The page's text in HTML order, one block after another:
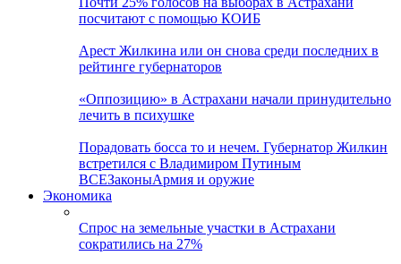
посчитают с помощью КОИБ
Арест Жилкина или он снова среди последних в
рейтинге губернаторов
«Оппозицию» в Астрахани начали принудительно
лечить в психушке
Порадовать босса то и нечем. Губернатор Жилкин
встретился с Владимиром Путиным
ВСЕЗаконыАрмия и оружие
Экономика
Спрос на земельные участки в Астрахани
сократились на 27%